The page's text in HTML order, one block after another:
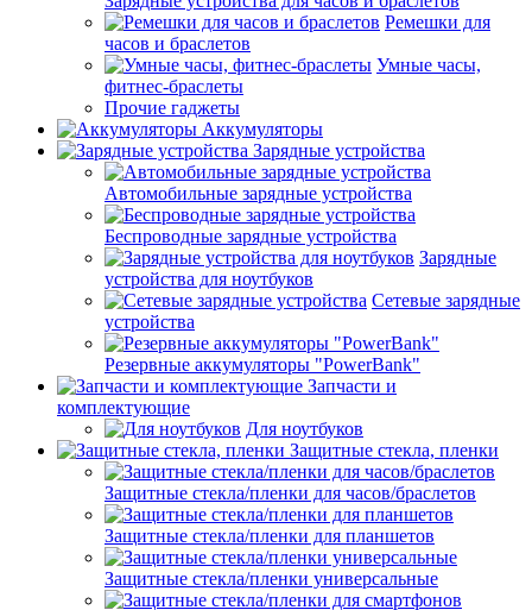
Ремешки для
часов и браслетов
Умные часы,
фитнес-браслеты
Прочие гаджеты
Аккумуляторы
Зарядные устройства
Автомобильные зарядные устройства
Беспроводные зарядные устройства
Зарядные
устройства для ноутбуков
Сетевые зарядные
устройства
Резервные аккумуляторы "PowerBank"
Запчасти и
комплектующие
Для ноутбуков
Защитные стекла, пленки
Защитные стекла/пленки для часов/браслетов
Защитные стекла/пленки для планшетов
Защитные стекла/пленки универсальные